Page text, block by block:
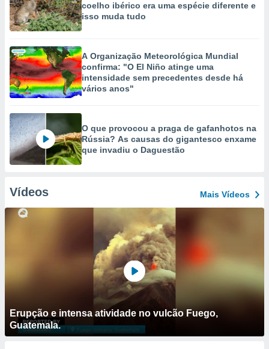
coelho ibérico era uma espécie diferente e
isso muda tudo
A Organização Meteorológica Mundial
confirma: "O El Niño atinge uma
intensidade sem precedentes desde há
vários anos"
O que provocou a praga de gafanhotos na
Rússia? As causas do gigantesco enxame
que invadiu o Daguestão
Vídeos Mais Vídeos
Erupção e intensa atividade no vulcão Fuego,
Guatemala.